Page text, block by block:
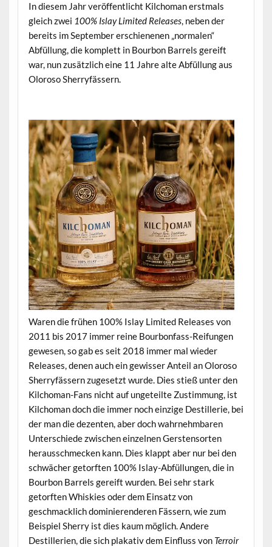
In diesem Jahr veröffentlicht Kilchoman erstmals
gleich zwei 100% Islay Limited Releases, neben der
bereits im September erschienenen „normalen“
Abfüllung, die komplett in Bourbon Barrels gereift
war, nun zusätzlich eine 11 Jahre alte Abfüllung aus
Oloroso Sherryfässern.
Waren die frühen 100% Islay Limited Releases von
2011 bis 2017 immer reine Bourbonfass-Reifungen
gewesen, so gab es seit 2018 immer mal wieder
Releases, denen auch ein gewisser Anteil an Oloroso
Sherryfässern zugesetzt wurde. Dies stieß unter den
Kilchoman-Fans nicht auf ungeteilte Zustimmung, ist
Kilchoman doch die immer noch einzige Destillerie, bei
der man die dezenten, aber doch wahrnehmbaren
Unterschiede zwischen einzelnen Gerstensorten
herausschmecken kann. Dies klappt aber nur bei den
schwächer getorften 100% Islay-Abfüllungen, die in
Bourbon Barrels gereift wurden. Bei sehr stark
getorften Whiskies oder dem Einsatz von
geschmacklich dominierenderen Fässern, wie zum
Beispiel Sherry ist dies kaum möglich. Andere
Destillerien, die sich plakativ dem Einfluss von Terroir